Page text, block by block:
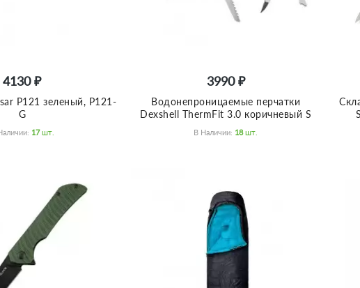
4130 ₽
P121 зеленый, P121-
G
17 Шт.
3990 ₽
Водонепроницаемые перчатки
Dexshell ThermFit 3.0 коричневый S
В Наличии: 18 Шт.